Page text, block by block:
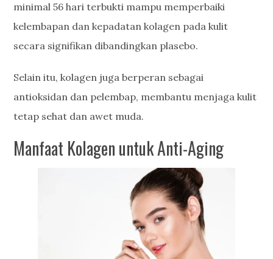
minimal 56 hari terbukti mampu memperbaiki
kelembapan dan kepadatan kolagen pada kulit
secara signifikan dibandingkan plasebo.
Selain itu, kolagen juga berperan sebagai
antioksidan dan pelembap, membantu menjaga kulit
tetap sehat dan awet muda.
Manfaat Kolagen untuk Anti-Aging